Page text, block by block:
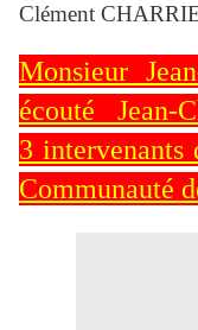
Clément
Monsieur
écouté Jean-
3 intervenants
Communauté